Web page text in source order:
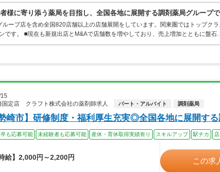
様に寄り添う薬局を目指し、全国各地に展開する調剤薬局グループで
ループ店を含め全国820店舗以上の店舗展開をしています。関東圏ではトップク
です。 ■現在も新規出店とM&Aで店舗数を増やしており、売上増加とともに盤
国定店 クラフト株式会社の薬剤師求人
パート・アルバイト 調剤薬局
勢崎市】研修制度・福利厚生充実◎全国各地に展開す
卒も応募可能 未経験者も応募可能 産休・育休取得実績有り スキルアップ 駅チカ
時給】2,000円～2,200円 この求